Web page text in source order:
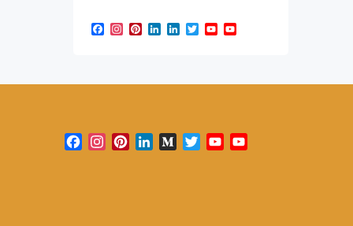
Facebook
Instagram
Pinterest
LinkedIn
LinkedIn
TwitterYouTube
Facebook
Instagram
PinterestLinkedInMediumTwitterYouTube